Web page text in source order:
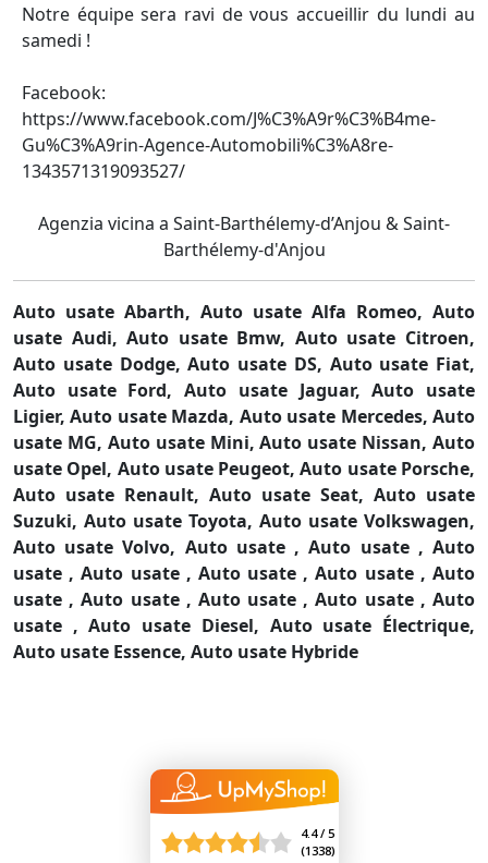
Notre équipe sera ravi de vous accueillir du lundi au
samedi !
Facebook:
https://www.facebook.com/J%C3%A9r%C3%B4me-
Gu%C3%A9rin-Agence-Automobili%C3%A8re-
1343571319093527/
Agenzia vicina a Saint-Barthélemy-d’Anjou & Saint-
Barthélemy-d'Anjou
Auto usate Abarth, Auto usate Alfa Romeo, Auto
usate Audi,Auto usate Bmw, Auto usate Citroen,
Auto usate Dodge,Auto usate DS, Auto usate Fiat,
Auto usate Ford,Auto usate Jaguar,Auto usate
Ligier,Auto usate Mazda, Auto usate Mercedes,Auto
usate MG, Auto usate Mini,Auto usate Nissan, Auto
usate Opel, Auto usate Peugeot,Auto usate Porsche,
Auto usate Renault, Auto usate Seat, Auto usate
Suzuki, Auto usate Toyota, Auto usate Volkswagen,
Auto usate Volvo, Auto usate ,Auto usate ,Auto
usate ,Auto usate , Auto usate ,Auto usate ,Auto
usate ,Auto usate , Auto usate ,Auto usate ,Auto
usate ,Auto usate Diesel, Auto usate Électrique,
Auto usate Essence, Auto usate Hybride
4.4 / 5
(1338)